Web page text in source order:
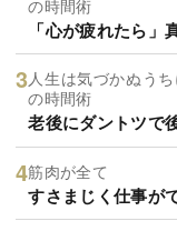
の時間術
「心が疲れたら」
人生は気づかぬう
の時間術
老後にダントツで
筋肉が全て
すさまじく仕事が